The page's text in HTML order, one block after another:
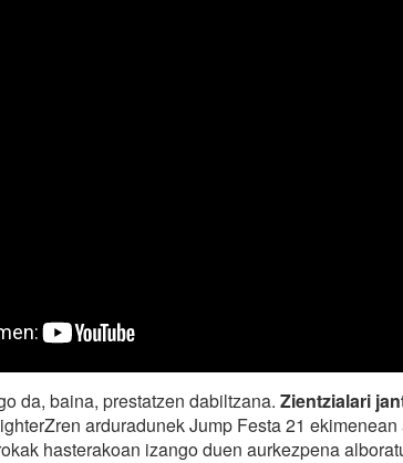
da, baina, prestatzen dabiltzana. Zientzialari
arduradunek Jump Festa 21 ekimenean
hasterakoan izango duen aurkezpena